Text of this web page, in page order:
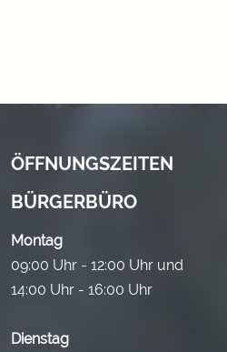
ÖFFNUNGSZEITEN
BÜRGERBÜRO
Montag
09:00 Uhr - 12:00 Uhr und
14:00 Uhr - 16:00 Uhr
Dienstag